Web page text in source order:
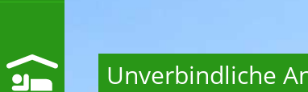
Unverbindliche